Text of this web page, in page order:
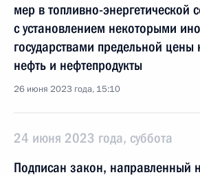
мер в топливно-энергетической
с установлением некоторыми
государствами предельной цены
нефть и нефтепродукты
26 июня 2023 года, 15:10
24 июня 2023 года, суббота
Подписан закон, направленный